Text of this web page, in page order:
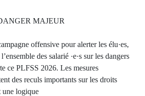
MAJEUR
offensive pour alerter les élu·es,
des salarié ·e·s sur les dangers
ce PLFSS 2026. Les mesures
des reculs importants sur les droits
une logique